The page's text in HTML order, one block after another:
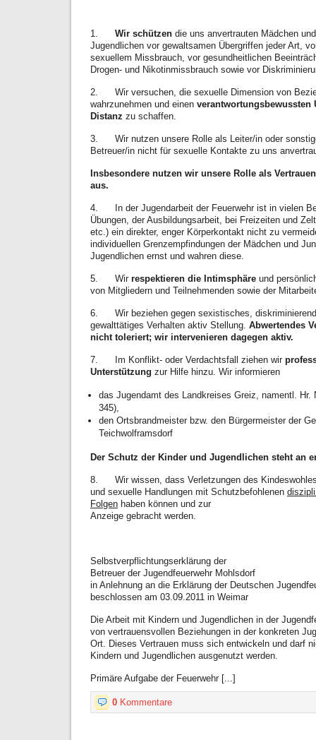
1. Wir schützen die uns anvertrauten Mädchen
Jugendlichen vor gewaltsamen Übergriffen jeder Art,
sexuellem Missbrauch, vor gesundheitlichen
Drogen- und Nikotinmissbrauch sowie vor
2. Wir versuchen, die sexuelle Dimension von
wahrzunehmen und einen verantwortungsbewussten
Distanz zu schaffen.
3. Wir nutzen unsere Rolle als Leiter/in oder
Betreuer/in nicht für sexuelle Kontakte zu uns
Insbesondere nutzen wir unsere Rolle als
aus.
4. In der Jugendarbeit der Feuerwehr ist in vielen
Übungen, der Ausbildungsarbeit, bei Freizeiten und
etc.) ein direkter, enger Körperkontakt nicht zu
individuellen Grenzempfindungen der Mädchen und
Jugendlichen ernst und wahren diese.
5. Wir respektieren die Intimsphäre und
von Mitgliedern und Teilnehmenden sowie der
6. Wir beziehen gegen sexistisches,
gewalttätiges Verhalten aktiv Stellung. Abwertendes
nicht toleriert; wir intervenieren dagegen aktiv.
7. Im Konflikt- oder Verdachtsfall ziehen wir
Unterstützung zur Hilfe hinzu. Wir informieren
das Jugendamt des Landkreises Greiz, namentl. Hr.
345),
den Ortsbrandmeister bzw. den Bürgermeister der
Teichwolframsdorf
Der Schutz der Kinder und Jugendlichen steht an
8. Wir wissen, dass Verletzungen des
und sexuelle Handlungen mit Schutzbefohlenen
Folgen haben können und zur
Anzeige gebracht werden.
Selbstverpflichtungserklärung der
Betreuer der Jugendfeuerwehr Mohlsdorf
in Anlehnung an die Erklärung der Deutschen
beschlossen am 03.09.2011 in Weimar
Die Arbeit mit Kindern und Jugendlichen in der
von vertrauensvollen Beziehungen in der konkreten
Ort. Dieses Vertrauen muss sich entwickeln und darf
Kindern und Jugendlichen ausgenutzt werden.
Primäre Aufgabe der Feuerwehr [...]
0 Kommentare